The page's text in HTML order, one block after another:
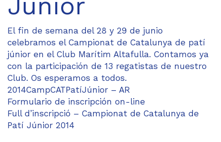
El fin de semana del 28 y 29 de junio
celebramos el Campionat de Catalunya de patí
júnior en el Club Marítim Altafulla. Contamos ya
con la participación de 13 regatistas de nuestro
Club. Os esperamos a todos.
2014CampCATPatíJúnior – AR
Formulario de inscripción on-line
Full d’inscripció – Campionat de Catalunya de
Patí Júnior 2014